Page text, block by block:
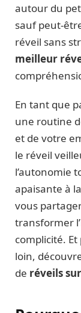
autour du
sauf peut-
réveil sans
meilleur
En tant que
une routine
et de votre
le réveil
l’autonomie
apaisante à
vous
transformer
complicité.
loin,
de réveils sur